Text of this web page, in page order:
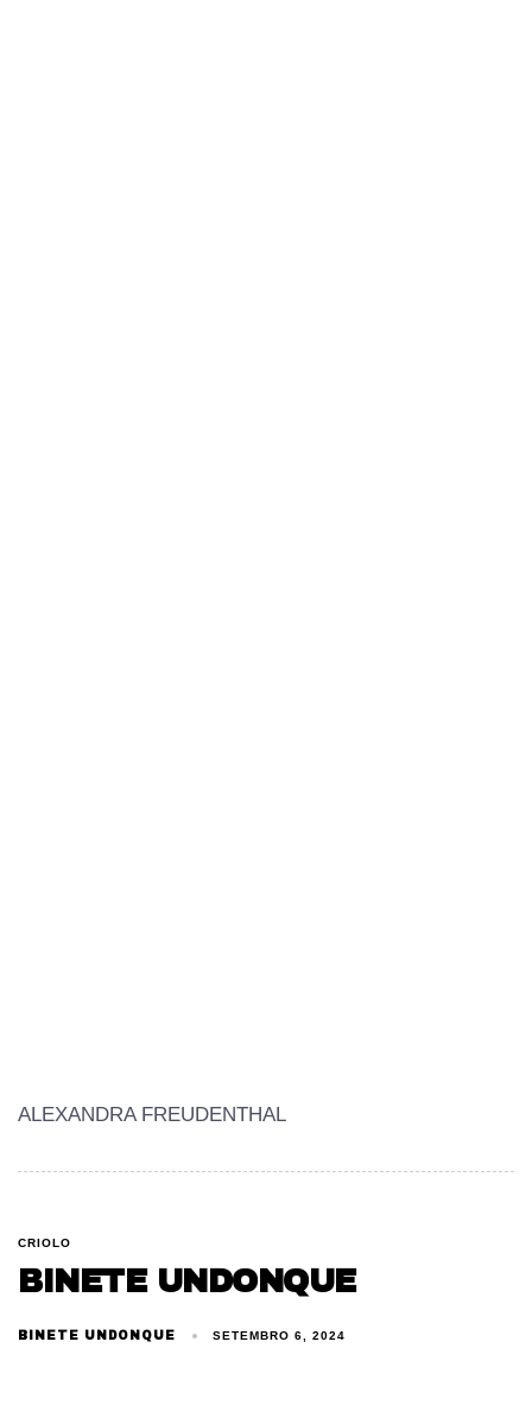
ALEXANDRA FREUDENTHAL
CRIOLO
BINETE UNDONQUE
BINETE UNDONQUE SETEMBRO 6, 2024